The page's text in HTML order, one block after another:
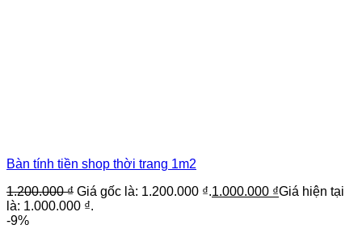
Bàn tính tiền shop thời trang 1m2
1.200.000₫ Giá gốc là: 1.200.000 ₫.1.000.000 ₫Giá hiện tại
là: 1.000.000 ₫.
-9%